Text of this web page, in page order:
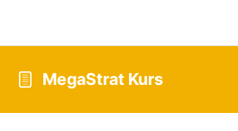
MegaStrat Kurs